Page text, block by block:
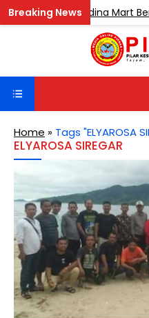
di Madina Mart
Home » Tags "ELYAROSA
ELYAROSA SIREGAR